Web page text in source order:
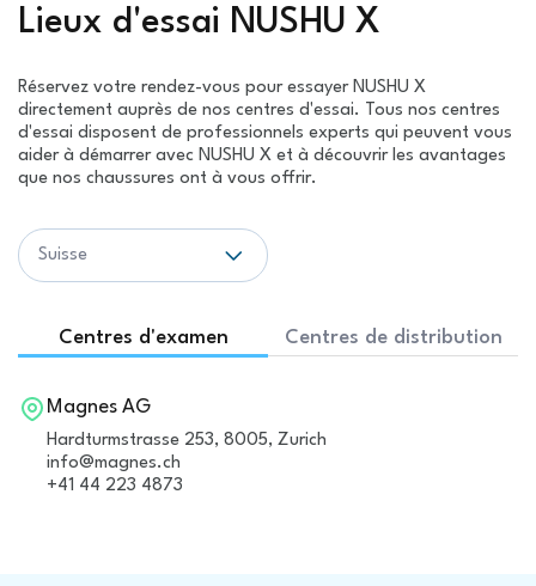
Lieux d'essai NUSHU X
Réservez votre rendez-vous pour essayer NUSHU X
directement auprès de nos centres d'essai. Tous nos centres
d'essai disposent de professionnels experts qui peuvent vous
aider à démarrer avec NUSHU X et à découvrir les avantages
que nos chaussures ont à vous offrir.
Suisse
Centres d'examen Centres de distribution
Magnes AG
Hardturmstrasse 253, 8005, Zurich
info@magnes.ch
+41 44 223 4873